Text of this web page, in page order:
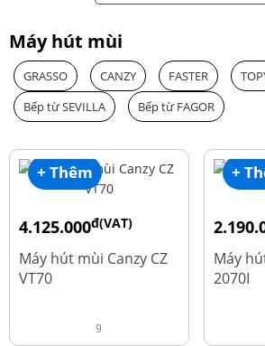
Máy hút mùi
GRASSO CANZY FASTER
Bếp từ SEVILLA
Bếp từ FAGOR
+ Thêm
4.125.000đ(VAT)
8.500.000
Máy hút mùi Canzy CZ
VT70
9
+
4.450.000
Máy
2070I